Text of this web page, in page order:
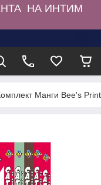
НА ИНТИМ
Манги Bee's